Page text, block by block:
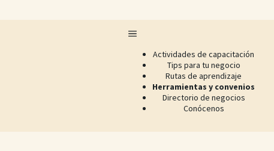
Actividades de capacitación
Tips para tu negocio
Rutas de aprendizaje
Herramientas y convenios
Directorio de negocios
Conócenos